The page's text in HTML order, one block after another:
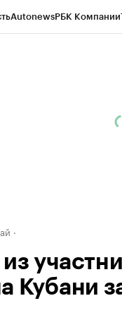
AutonewsРБК Компании
Кубани